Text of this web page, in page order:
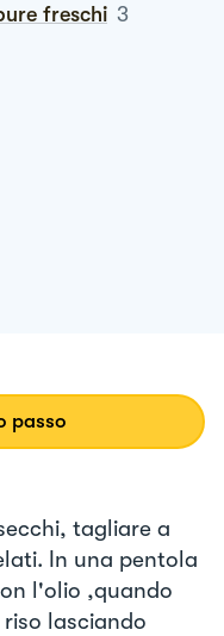
freschi 3
passo
tagliare a
In una pentola
l'olio ,quando
lasciando